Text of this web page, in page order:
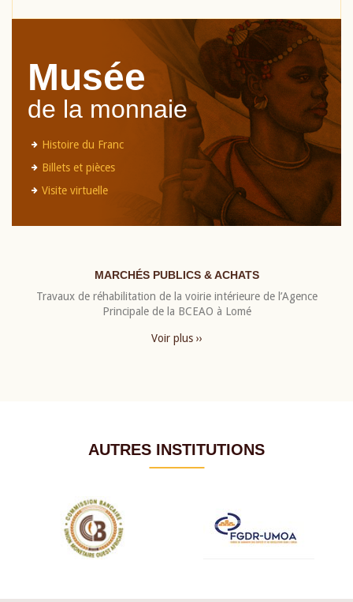
Musée
de la monnaie
Histoire du Franc
Billets et pièces
Visite virtuelle
MARCHÉS PUBLICS & ACHATS
Travaux de réhabilitation de la voirie intérieure de l’Agence
Principale de la BCEAO à Lomé
Voir plus ››
AUTRES INSTITUTIONS